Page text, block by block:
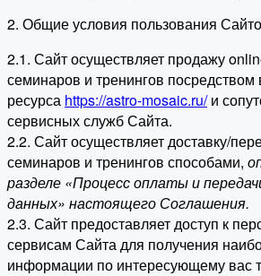
2. Общие условия пользования
2.1. Сайт осуществляет продажу
семинаров и тренингов посредством
ресурса https://astro-mosaic.ru/и
сервисных служб Сайта.
2.2. Сайт осуществляет доставку/
семинаров и тренингов способами,
разделе «Процесс оплаты и
данных» настоящего Соглашения.
2.3. Сайт предоставляет доступ к
сервисам Сайта для получения
информации по интересующему вас